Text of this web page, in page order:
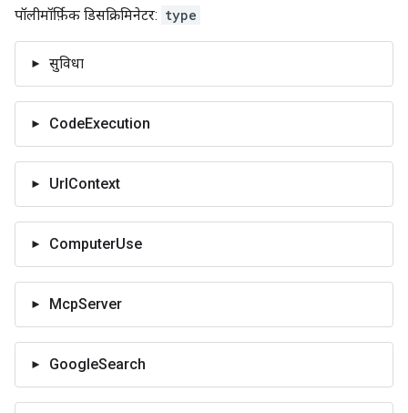
पॉलीमॉर्फ़िक डिसक्रिमिनेटर: type
सुविधा
CodeExecution
UrlContext
ComputerUse
McpServer
GoogleSearch